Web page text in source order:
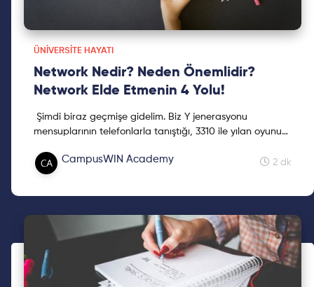
ÜNIVERSITE HAYATI
Network Nedir? Neden Önemlidir?
Network Elde Etmenin 4 Yolu!
Şimdi biraz geçmişe gidelim. Biz Y jenerasyonu
mensuplarının telefonlarla tanıştığı, 3310 ile yılan oyunu
CampusWIN Academy 2 dk